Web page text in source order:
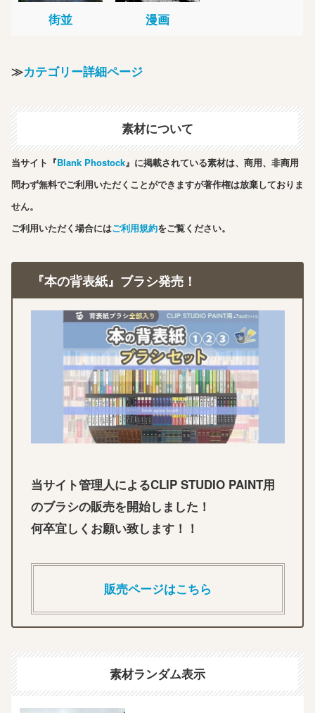
街並 漫画
≫カテゴリー詳細ページ
素材について
当サイト『Blank Phostock』に掲載されている素材は、商用、非商用
問わず無料でご利用いただくことができますが著作権は放棄しておりま
せん。
ご利用いただく場合にはご利用規約をご覧ください。
『本の背表紙』ブラシ発売！
当サイト管理人によるCLIP STUDIO PAINT用
のブラシの販売を開始しました！
何卒宜しくお願い致します！！
販売ページはこちら
素材ランダム表示